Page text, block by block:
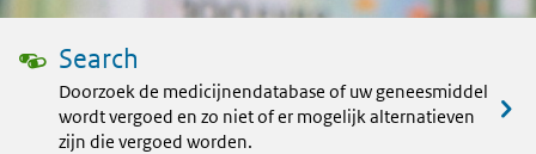
Search
Doorzoek de medicijnendatabase of uw geneesmiddel
wordt vergoed en zo niet of er mogelijk alternatieven
zijn die vergoed worden.